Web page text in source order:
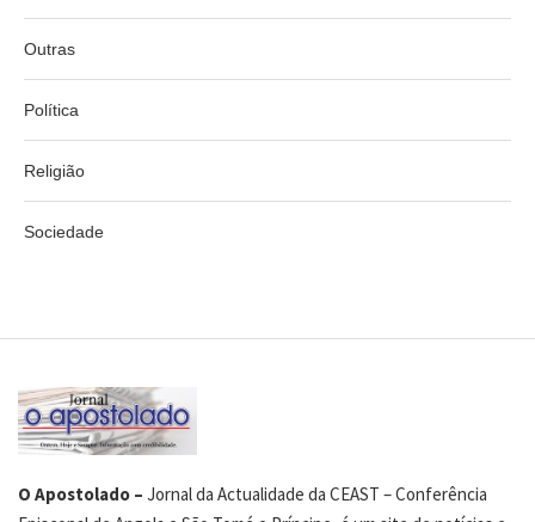
Outras
Política
Religião
Sociedade
O Apostolado – Jornal da Actualidade da CEAST – Conferência